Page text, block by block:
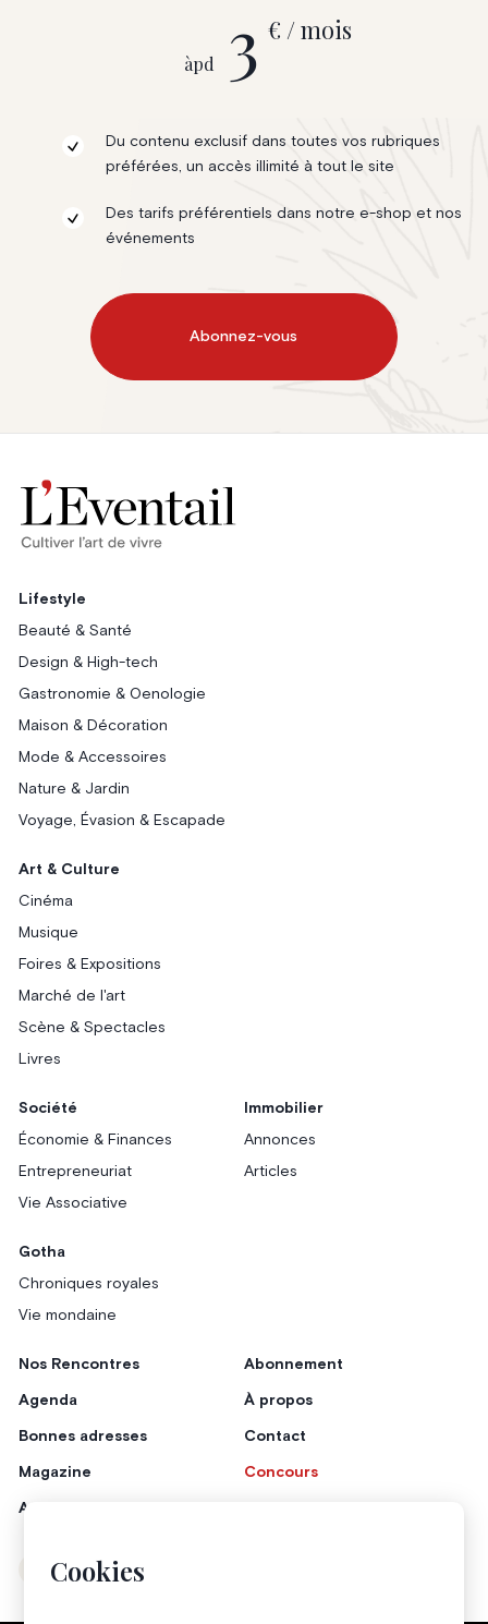
Cookies
àpd 3 € / mois
Du contenu exclusif dans toutes vos rubriques
préférées, un accès illimité à tout le site
Des tarifs préférentiels dans notre e-shop et nos
événements
Abonnez-vous
Lifestyle
Beauté & Santé
Design & High-tech
Gastronomie & Oenologie
Maison & Décoration
Mode & Accessoires
Nature & Jardin
Voyage, Évasion & Escapade
Art & Culture
Cinéma
Musique
Foires & Expositions
Marché de l'art
Scène & Spectacles
Livres
Société
Économie & Finances
Entrepreneuriat
Vie Associative
Immobilier
Annonces
Articles
Gotha
Chroniques royales
Vie mondaine
Nos Rencontres
Agenda
Bonnes adresses
Magazine
Annonceurs
Abonnement
À propos
Contact
Concours
Instagram